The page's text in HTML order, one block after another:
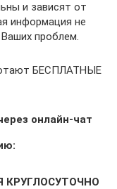
и зависят от
информация не
проблем.
БЕСПЛАТНЫЕ
онлайн-чат
КРУГЛОСУТОЧНО